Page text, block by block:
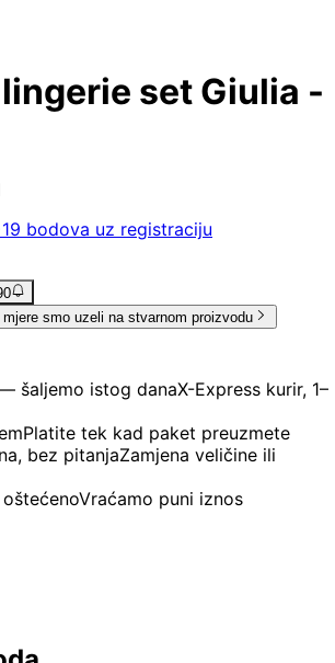
set Giulia -
19 bodova uz registraciju
smo uzeli na stvarnom proizvodu
šaljemo istog danaX-Express kurir, 1–
Platite tek kad paket preuzmete
bez pitanjaZamjena veličine ili
Vraćamo puni iznos